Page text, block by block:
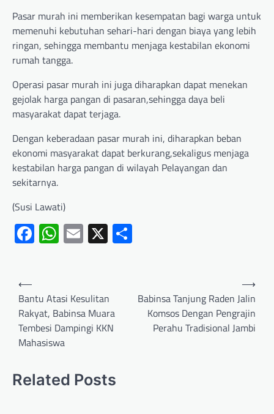
Pasar murah ini memberikan kesempatan bagi warga untuk
memenuhi kebutuhan sehari-hari dengan biaya yang lebih
ringan, sehingga membantu menjaga kestabilan ekonomi
rumah tangga.
Operasi pasar murah ini juga diharapkan dapat menekan
gejolak harga pangan di pasaran,sehingga daya beli
masyarakat dapat terjaga.
Dengan keberadaan pasar murah ini, diharapkan beban
ekonomi masyarakat dapat berkurang,sekaligus menjaga
kestabilan harga pangan di wilayah Pelayangan dan
sekitarnya.
(Susi Lawati)
Facebook
WhatsApp
Email
X
⟵
Bantu Atasi Kesulitan
Rakyat, Babinsa Muara
Tembesi Dampingi KKN
Mahasiswa
Babinsa Tanjung Raden Jalin
Komsos Dengan Pengrajin
Perahu Tradisional Jambi
⟶
Related Posts